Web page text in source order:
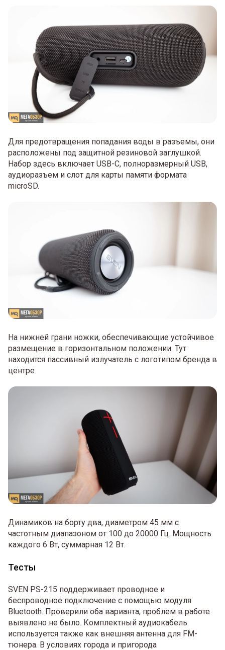
Для предотвращения попадания воды в разъемы, они
расположены под защитной резиновой заглушкой.
Набор здесь включает USB-C, полноразмерный USB,
аудиоразъем и слот для карты памяти формата
microSD.
На нижней грани ножки, обеспечивающие устойчивое
размещение в горизонтальном положении. Тут
находится пассивный излучатель с логотипом бренда в
центре.
Динамиков на борту два, диаметром 45 мм с
частотным диапазоном от 100 до 20000 Гц. Мощность
каждого 6 Вт, суммарная 12 Вт.
Тесты
SVEN PS-215 поддерживает проводное и
беспроводное подключение с помощью модуля
Bluetooth. Проверили оба варианта, проблем в работе
выявлено не было. Комплектный аудиокабель
используется также как внешняя антенна для FM-
тюнера. В условиях города и пригорода